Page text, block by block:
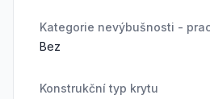
Kategorie nevýbušnosti -
Bez
Konstrukční typ krytu